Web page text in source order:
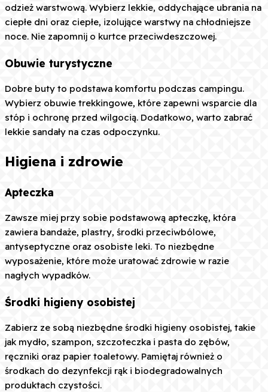
odzież warstwową. Wybierz lekkie, oddychające ubrania na
ciepłe dni oraz ciepłe, izolujące warstwy na chłodniejsze
noce. Nie zapomnij o kurtce przeciwdeszczowej.
Obuwie turystyczne
Dobre buty to podstawa komfortu podczas campingu.
Wybierz obuwie trekkingowe, które zapewni wsparcie dla
stóp i ochronę przed wilgocią. Dodatkowo, warto zabrać
lekkie sandały na czas odpoczynku.
Higiena i zdrowie
Apteczka
Zawsze miej przy sobie podstawową apteczkę, która
zawiera bandaże, plastry, środki przeciwbólowe,
antyseptyczne oraz osobiste leki. To niezbędne
wyposażenie, które może uratować zdrowie w razie
nagłych wypadków.
Środki higieny osobistej
Zabierz ze sobą niezbędne środki higieny osobistej, takie
jak mydło, szampon, szczoteczka i pasta do zębów,
ręczniki oraz papier toaletowy. Pamiętaj również o
środkach do dezynfekcji rąk i biodegradowalnych
produktach czystości.